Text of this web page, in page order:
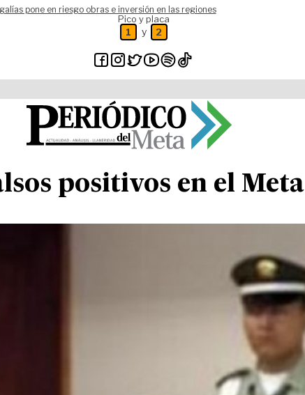
pone en riesgo obras e inversión en las regiones
Pico y placa
1 y 2
positivos en el Meta